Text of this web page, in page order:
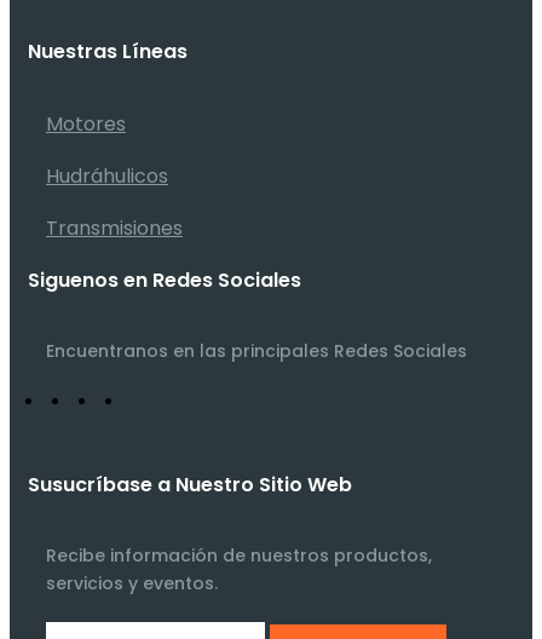
Nuestras Líneas
Motores
Hudráhulicos
Transmisiones
Siguenos en Redes Sociales
Encuentranos en las principales Redes Sociales
Susucríbase a Nuestro Sitio Web
Recibe información de nuestros productos,
servicios y eventos.